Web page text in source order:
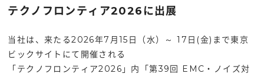
テクノフロンティア2026に出展
当社は、来たる2026年7月15日（水）～ 17日(金)まで東京
ビックサイトにて開催される
「テクノフロンティア2026」内「第39回 EMC・ノイズ対